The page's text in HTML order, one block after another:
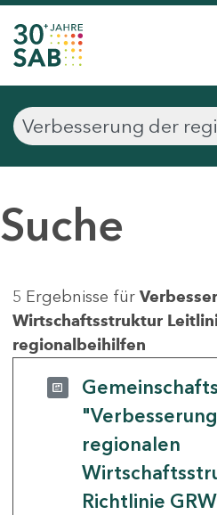
Suche
5 Ergebnisse für
Wirtschaftsstruktur
regionalbeihilfen
regionalen
Richtlinie